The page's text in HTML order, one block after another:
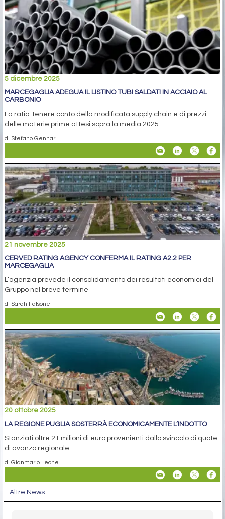
5 dicembre 2025
MARCEGAGLIA ADEGUA IL LISTINO TUBI SALDATI IN ACCIAIO AL
CARBONIO
La ratio: tenere conto della modificata supply chain e di prezzi
delle materie prime attesi sopra la media 2025
di Stefano Gennari
21 novembre 2025
CERVED RATING AGENCY CONFERMA IL RATING A2.2 PER
MARCEGAGLIA
L’agenzia prevede il consolidamento dei resultati economici del
Gruppo nel breve termine
di Sarah Falsone
20 ottobre 2025
LA REGIONE PUGLIA SOSTERRÀ ECONOMICAMENTE L’INDOTTO
Stanziati oltre 21 milioni di euro provenienti dallo svincolo di quote
di avanzo regionale
di Gianmario Leone
Altre News